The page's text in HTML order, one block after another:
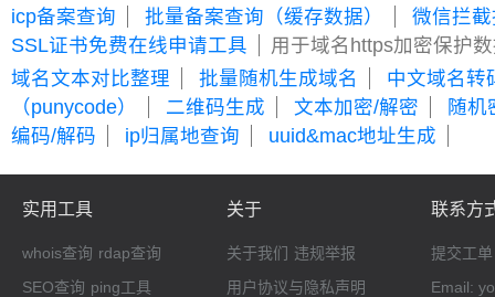
icp备案查询
批量备案查询（缓存数据）
微信拦
SSL证书免费在线申请工具
用于域名https加密保护
域名文本对比整理
批量随机生成域名
中文域名转
（punycode）
二维码生成 文本加密/解密
随机
编码/解码
ip归属地查询 uuid&mac地址生成
实用工具
whois查询 rdap查询
SEO查询 ping工具
关于
关于我们 违规举报
用户协议与隐私声明
联系方
提交工单
Email: